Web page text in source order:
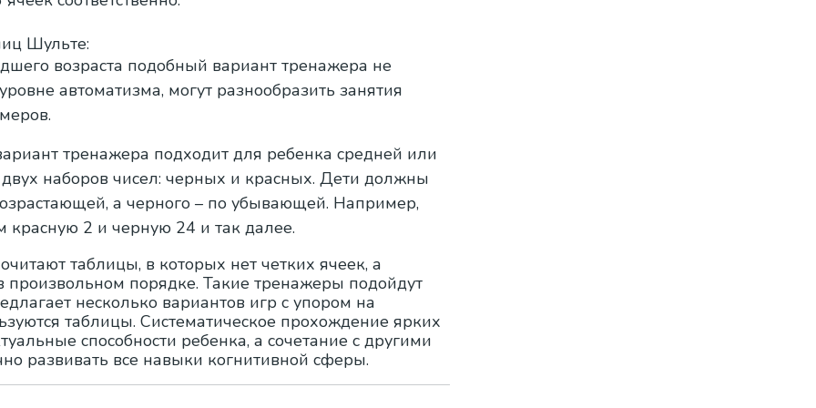
Шульте:
возраста подобный вариант тренажера не
автоматизма, могут разнообразить занятия
тренажера подходит для ребенка средней или
наборов чисел: черных и красных. Дети должны
а черного – по убывающей. Например,
красную 2 и черную 24 и так далее.
таблицы, в которых нет четких ячеек, а
порядке. Такие тренажеры подойдут
несколько вариантов игр с упором на
таблицы. Систематическое прохождение ярких
способности ребенка, а сочетание с другими
развивать все навыки когнитивной сферы.